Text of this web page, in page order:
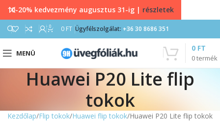
0 0 FT Ügyfélszolgálat: +36 30 8686 351
MENÜ
0termék
0 FT
Huawei P20 Lite flip
tokok
Kezdőlap Flip tokok Huawei flip tokok Huawei P20 Lite flip tokok
10-20% kedvezmény augusztus 31-ig | részletek